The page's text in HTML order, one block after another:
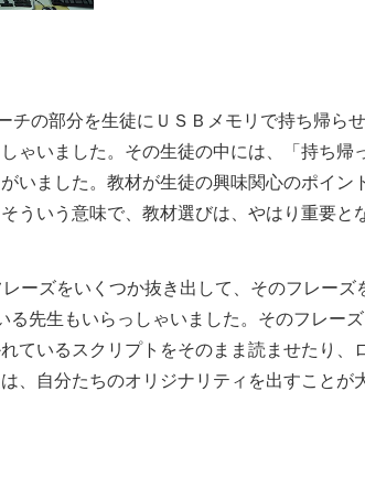
の部分を生徒にＵＳＢメモリで持ち帰ら
ゃいました。その生徒の中には、「持ち帰
いました。教材が生徒の興味関心のポイン
ういう意味で、教材選びは、やはり重要と
ーズをいくつか抜き出して、そのフレーズ
先生もいらっしゃいました。そのフレー
ているスクリプトをそのまま読ませたり、
、自分たちのオリジナリティを出すことが